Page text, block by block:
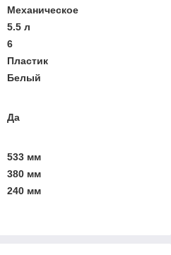
Механическое
5.5 л
6
Пластик
Белый
Да
533 мм
380 мм
240 мм